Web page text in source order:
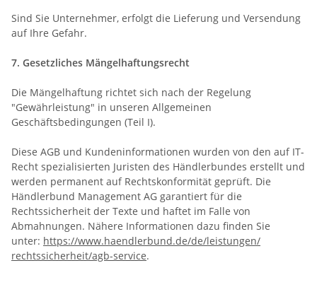
Sind Sie Unternehmer, erfolgt die Lieferung und Versendung
auf Ihre Gefahr.
7. Gesetzliches Mängelhaftungsrecht
Die Mängelhaftung richtet sich nach der Regelung
"Gewährleistung" in unseren Allgemeinen
Geschäftsbedingungen (Teil I).
Diese AGB und Kundeninformationen wurden von den auf IT-
Recht spezialisierten Juristen des Händlerbundes erstellt und
werden permanent auf Rechtskonformität geprüft. Die
Händlerbund Management AG garantiert für die
Rechtssicherheit der Texte und haftet im Falle von
Abmahnungen. Nähere Informationen dazu finden Sie
unter: https://www.haendlerbund.de/de/leistungen/
rechtssicherheit/agb-service.